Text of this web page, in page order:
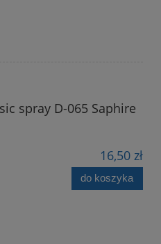
spray D-065 Saphire
16,50 zł
do koszyka